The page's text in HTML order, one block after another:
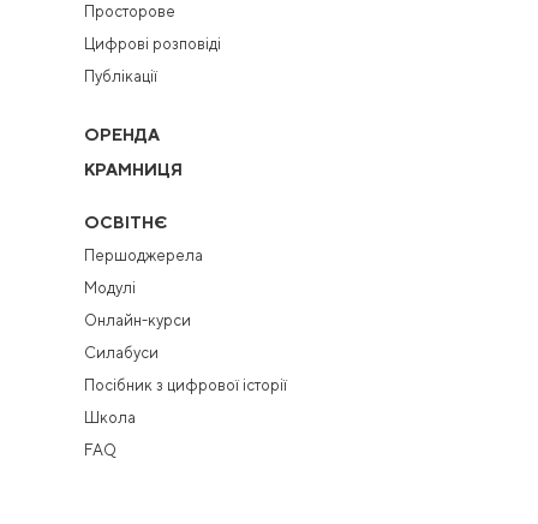
Просторове
Цифрові розповіді
Публікації
ОРЕНДА
КРАМНИЦЯ
ОСВІТНЄ
Першоджерела
Модулі
Онлайн-курси
Силабуси
Посібник з цифрової історії
Школа
FAQ